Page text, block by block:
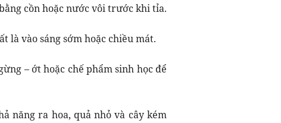
cồn hoặc nước vôi trước khi tỉa.
là vào sáng sớm hoặc chiều mát.
– ớt hoặc chế phẩm sinh học để
năng ra hoa, quả nhỏ và cây kém